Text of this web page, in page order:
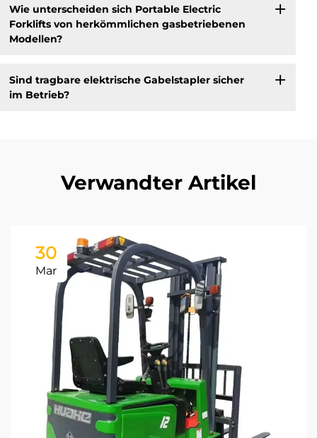
Wie unterscheiden sich Portable Electric
Forklifts von herkömmlichen gasbetriebenen
Modellen?
Sind tragbare elektrische Gabelstapler sicher
im Betrieb?
Verwandter Artikel
30
Mar